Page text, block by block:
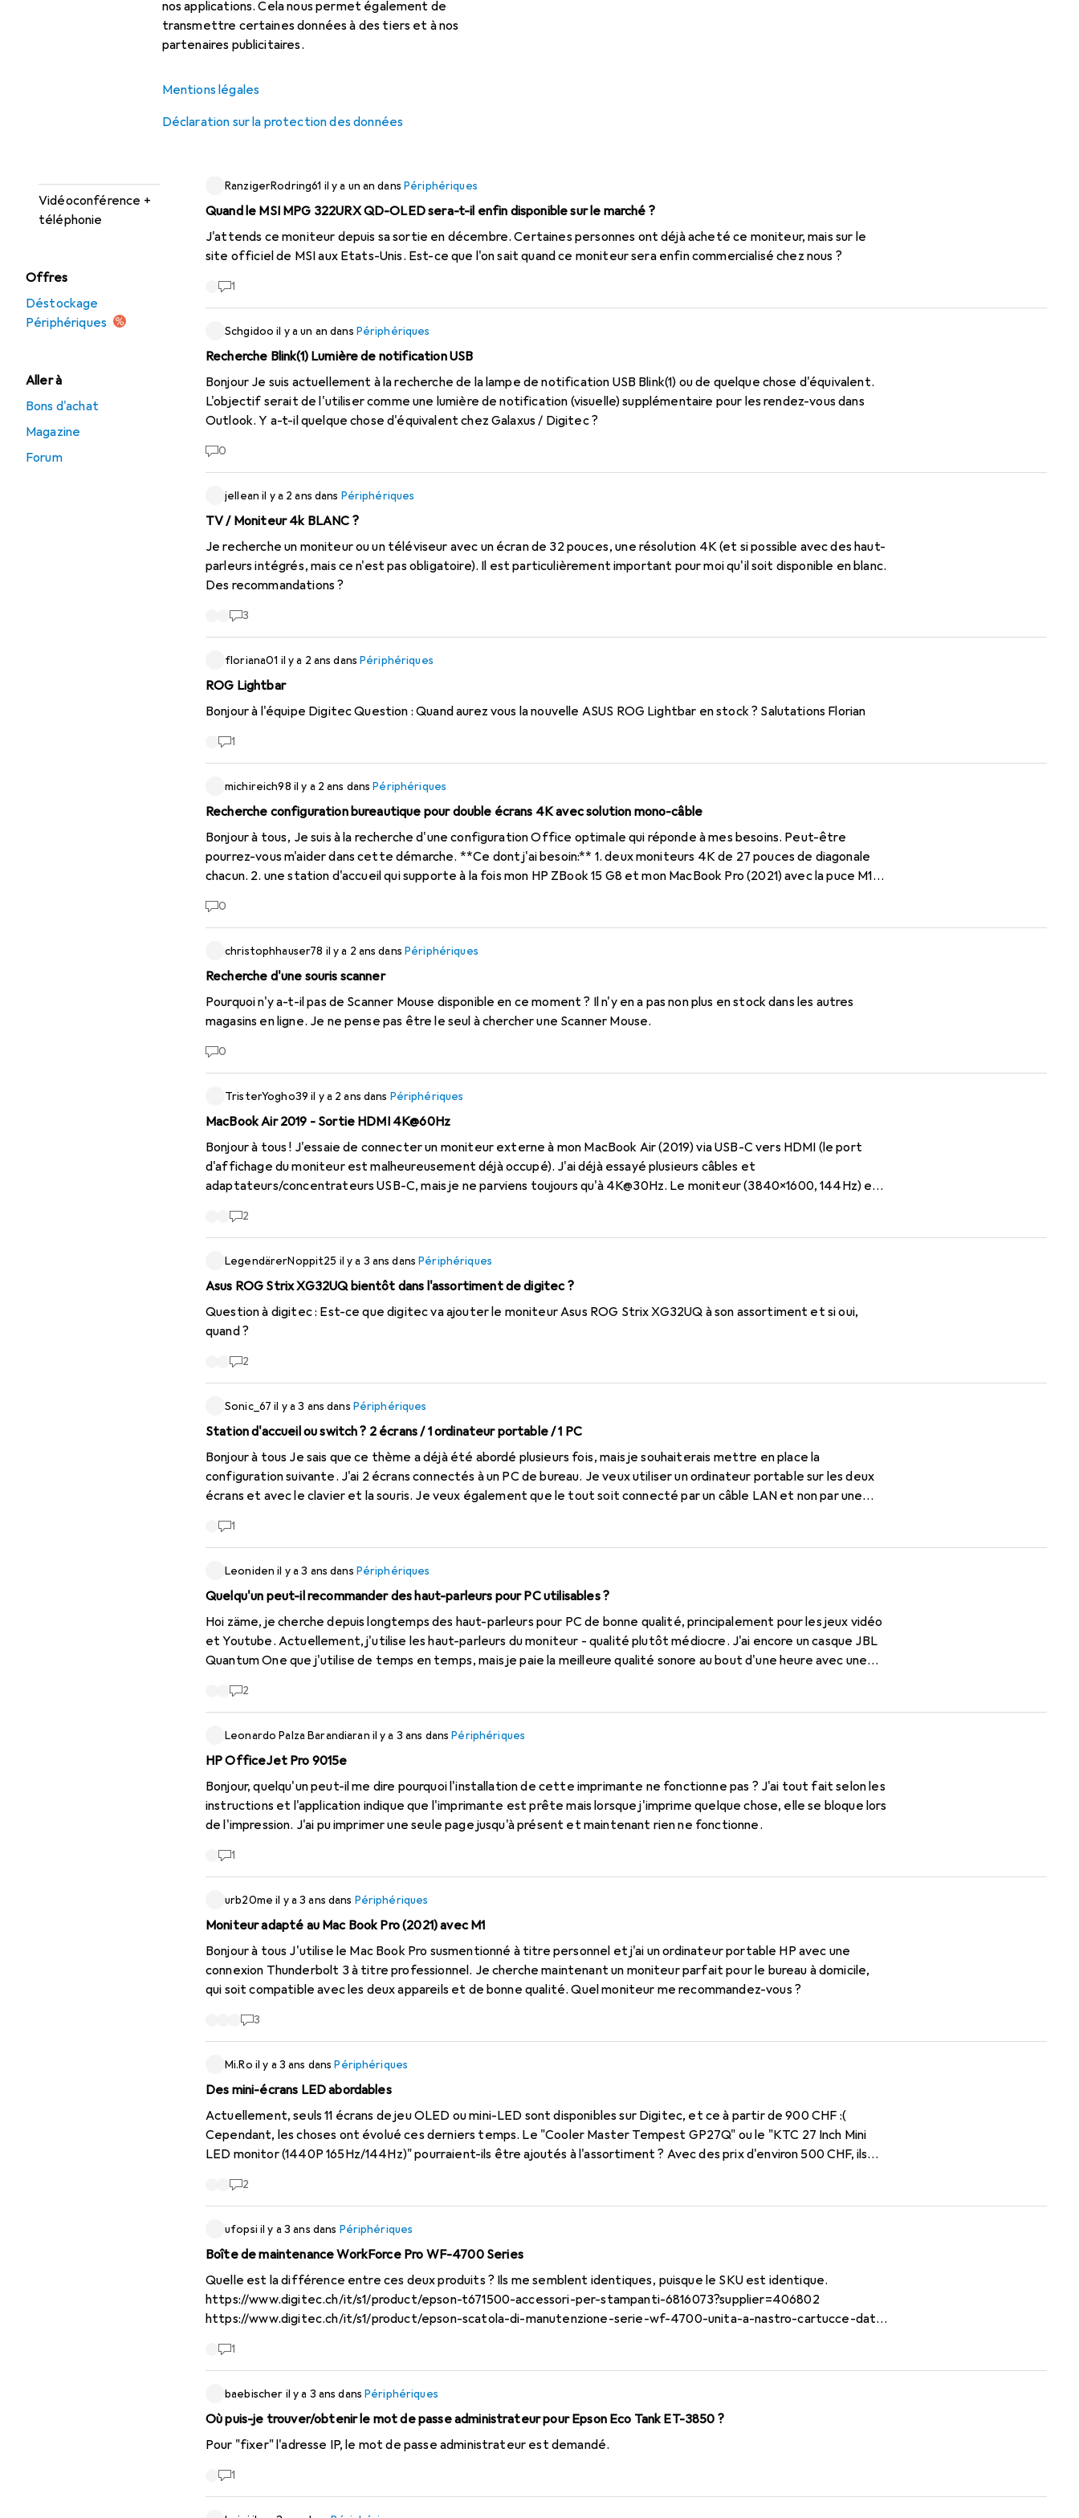
nos applications. Cela nous permet également de
transmettre certaines données à des tiers et à nos
partenaires publicitaires.
Mentions légales
Déclaration sur la protection des données
Vidéoconférence +
téléphonie
Offres
Déstockage
Périphériques
Aller à
Bons d'achat
Magazine
Forum
Récemment actif
Sortie du Macbook Air (nouveau modèle, avec uniquement des sorties USB C) vers un téléviseur Samsung
RanzigerRodring61 il y a un an dansPériphériques
Quand le MSI MPG 322URX QD-OLED sera-t-il enfin disponible sur le marché ?
J'attends ce moniteur depuis sa sortie en décembre. Certaines personnes ont déjà acheté ce moniteur, mais sur le
site officiel de MSI aux Etats-Unis. Est-ce que l'on sait quand ce moniteur sera enfin commercialisé chez nous ?
1
Schgidoo il y a un an dans Périphériques
Recherche Blink(1) Lumière de notification USB
Bonjour Je suis actuellement à la recherche de la lampe de notification USB Blink(1) ou de quelque chose d'équivalent.
L'objectif serait de l'utiliser comme une lumière de notification (visuelle) supplémentaire pour les rendez-vous dans
Outlook. Y a-t-il quelque chose d'équivalent chez Galaxus / Digitec ?
0
jellean il y a 2 ans dans Périphériques
TV / Moniteur 4k BLANC ?
Je recherche un moniteur ou un téléviseur avec un écran de 32 pouces, une résolution 4K (et si possible avec des haut-
parleurs intégrés, mais ce n'est pas obligatoire). Il est particulièrement important pour moi qu'il soit disponible en blanc.
Des recommandations ?
3
floriana01 il y a 2 ans dansPériphériques
ROG Lightbar
Bonjour à l'équipe Digitec Question : Quand aurez vous la nouvelle ASUS ROG Lightbar en stock ? Salutations Florian
1
michireich98 il y a 2 ans dansPériphériques
Recherche configuration bureautique pour double écrans 4K avec solution mono-câble
Bonjour à tous, Je suis à la recherche d'une configuration Office optimale qui réponde à mes besoins. Peut-être
pourrez-vous m'aider dans cette démarche. **Ce dont j'ai besoin:** 1. deux moniteurs 4K de 27 pouces de diagonale
chacun. 2. une station d'accueil qui supporte à la fois mon HP ZBook 15 G8 et mon MacBook Pro (2021) avec la puce M1
charge de l'ordinateur portable. **Plus d'infos:** - Je passe régulièrement de mes ordinateurs portables
importante. Avez-vous des suggestions ou des expériences avec des produits spécifiques qui répondent à mes
0
christophhauser78 il y a 2 ans dansPériphériques
Recherche d'une souris scanner
Pourquoi n'y a-t-il pas de Scanner Mouse disponible en ce moment ? Il n'y en a pas non plus en stock dans les autres
magasins en ligne. Je ne pense pas être le seul à chercher une Scanner Mouse.
0
TristerYogho39 il y a 2 ans dans Périphériques
MacBook Air 2019 - Sortie HDMI 4K@60Hz
Bonjour à tous ! J'essaie de connecter un moniteur externe à mon MacBook Air (2019) via USB-C vers HDMI (le port
d'affichage du moniteur est malheureusement déjà occupé). J'ai déjà essayé plusieurs câbles et
adaptateurs/concentrateurs USB-C, mais je ne parviens toujours qu'à 4K@30Hz. Le moniteur (3840x1600, 144Hz) et
ordinateur portable (Dell) et un hub USB-C. Avec le même hub et le même câble sur mon MacBook, je n'obtiens pas plus
fonctionne ? D'après ce que j'ai compris des spécifications du MacBook Air, l'ordinateur portable devrait être capable
2
LegendärerNoppit25 il y a 3 ans dansPériphériques
Asus ROG Strix XG32UQ bientôt dans l'assortiment de digitec ?
Question à digitec : Est-ce que digitec va ajouter le moniteur Asus ROG Strix XG32UQ à son assortiment et si oui,
quand ?
2
Sonic_67 il y a 3 ans dans Périphériques
Station d'accueil ou switch ? 2 écrans / 1 ordinateur portable / 1 PC
Bonjour à tous Je sais que ce thème a déjà été abordé plusieurs fois, mais je souhaiterais mettre en place la
configuration suivante. J'ai 2 écrans connectés à un PC de bureau. Je veux utiliser un ordinateur portable sur les deux
écrans et avec le clavier et la souris. Je veux également que le tout soit connecté par un câble LAN et non par une
1
Leoniden il y a 3 ans dans Périphériques
Quelqu'un peut-il recommander des haut-parleurs pour PC utilisables ?
Hoi zäme, je cherche depuis longtemps des haut-parleurs pour PC de bonne qualité, principalement pour les jeux vidéo
et Youtube. Actuellement, j'utilise les haut-parleurs du moniteur - qualité plutôt médiocre. J'ai encore un casque JBL
Quantum One que j'utilise de temps en temps, mais je paie la meilleure qualité sonore au bout d'une heure avec une
plus l'ensemble devient frustrant. Les essais et les rapports d'expérience font se dresser les cheveux sur la tête, en
aigus factices... Ce que l'on nous vante comme étant de la camelote est vraiment triste. Le Teufel Concept C semble
être le meilleur, mais je ne suis pas très loin d'une chaîne hi-fi en termes de prix. La demande est-elle si faible qu'aucun
êtes-vous arrangés pour le son ? Jouez-vous tous avec des écouteurs ?
2
Leonardo Palza Barandiaran il y a 3 ans dansPériphériques
HP OfficeJet Pro 9015e
Bonjour, quelqu'un peut-il me dire pourquoi l'installation de cette imprimante ne fonctionne pas ? J'ai tout fait selon les
instructions et l'application indique que l'imprimante est prête mais lorsque j'imprime quelque chose, elle se bloque lors
de l'impression. J'ai pu imprimer une seule page jusqu'à présent et maintenant rien ne fonctionne.
1
urb20me il y a 3 ans dans Périphériques
Moniteur adapté au Mac Book Pro (2021) avec M1
Bonjour à tous J'utilise le Mac Book Pro susmentionné à titre personnel et j'ai un ordinateur portable HP avec une
connexion Thunderbolt 3 à titre professionnel. Je cherche maintenant un moniteur parfait pour le bureau à domicile,
qui soit compatible avec les deux appareils et de bonne qualité. Quel moniteur me recommandez-vous ?
3
Mi.Ro il y a 3 ans dansPériphériques
Des mini-écrans LED abordables
Actuellement, seuls 11 écrans de jeu OLED ou mini-LED sont disponibles sur Digitec, et ce à partir de 900 CHF :(
Cependant, les choses ont évolué ces derniers temps. Le "Cooler Master Tempest GP27Q" ou le "KTC 27 Inch Mini
LED monitor (1440P 165Hz/144Hz)" pourraient-ils être ajoutés à l'assortiment ? Avec des prix d'environ 500 CHF, ils
2
ufopsi il y a 3 ans dans Périphériques
Boîte de maintenance WorkForce Pro WF-4700 Series
Quelle est la différence entre ces deux produits ? Ils me semblent identiques, puisque le SKU est identique.
https://www.digitec.ch/it/s1/product/epson-t671500-accessori-per-stampanti-6816073?supplier=406802
https://www.digitec.ch/it/s1/product/epson-scatola-di-manutenzione-serie-wf-4700-unita-a-nastro-cartucce-dati-
1
baebischer il y a 3 ans dansPériphériques
Où puis-je trouver/obtenir le mot de passe administrateur pour Epson Eco Tank ET-3850 ?
Pour "fixer" l'adresse IP, le mot de passe administrateur est demandé.
1